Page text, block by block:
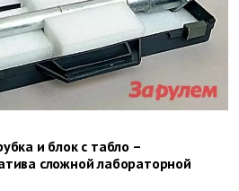
и блок с табло –
сложной лабораторной